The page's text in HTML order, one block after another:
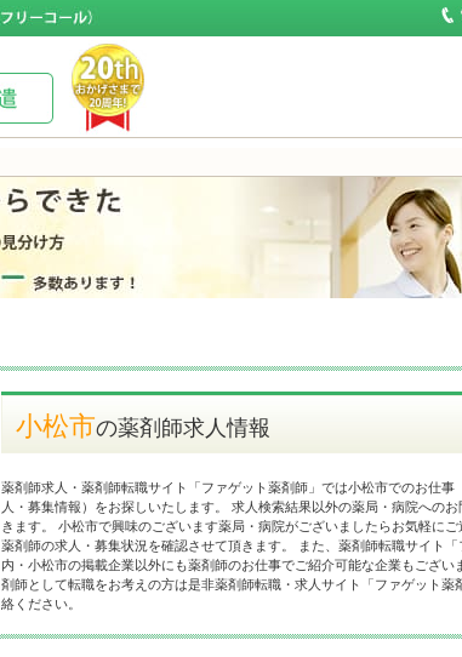
小松市の薬剤師求人情報
薬剤師求人・薬剤師転職サイト「ファゲット薬剤師」では小松市でのお仕事
人・募集情報）をお探しいたします。 求人検索結果以外の薬局・病院への
きます。 小松市で興味のございます薬局・病院がございましたらお気軽に
薬剤師の求人・募集状況を確認させて頂きます。 また、薬剤師転職サイト「
内・小松市の掲載企業以外にも薬剤師のお仕事でご紹介可能な企業もござい
剤師として転職をお考えの方は是非薬剤師転職・求人サイト「ファゲット薬
絡ください。